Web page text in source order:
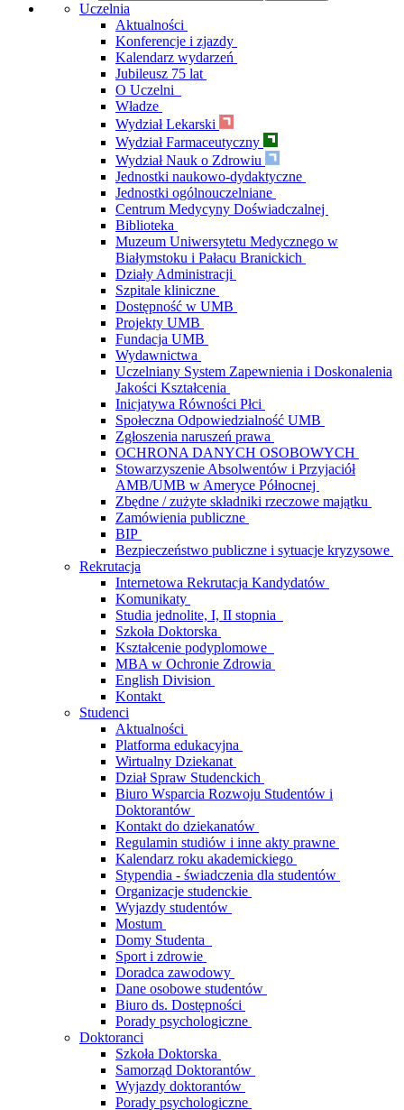
Uczelnia
Aktualności
Konferencje i zjazdy
Kalendarz wydarzeń
Jubileusz 75 lat
O Uczelni
Władze
Wydział Lekarski
Wydział Farmaceutyczny
Wydział Nauk o Zdrowiu
Jednostki naukowo-dydaktyczne
Jednostki ogólnouczelniane
Centrum Medycyny Doświadczalnej
Biblioteka
Muzeum Uniwersytetu Medycznego w
Białymstoku i Pałacu Branickich
Działy Administracji
Szpitale kliniczne
Dostępność w UMB
Projekty UMB
Fundacja UMB
Wydawnictwa
Uczelniany System Zapewnienia i Doskonalenia
Jakości Kształcenia
Inicjatywa Równości Płci
Społeczna Odpowiedzialność UMB
Zgłoszenia naruszeń prawa
OCHRONA DANYCH OSOBOWYCH
Stowarzyszenie Absolwentów i Przyjaciół
AMB/UMB w Ameryce Północnej
Zbędne / zużyte składniki rzeczowe majątku
Zamówienia publiczne
BIP
Bezpieczeństwo publiczne i sytuacje kryzysowe
Rekrutacja
Internetowa Rekrutacja Kandydatów
Komunikaty
Studia jednolite, I, II stopnia
Szkoła Doktorska
Kształcenie podyplomowe
MBA w Ochronie Zdrowia
English Division
Kontakt
Studenci
Aktualności
Platforma edukacyjna
Wirtualny Dziekanat
Dział Spraw Studenckich
Biuro Wsparcia Rozwoju Studentów i
Doktorantów
Kontakt do dziekanatów
Regulamin studiów i inne akty prawne
Kalendarz roku akademickiego
Stypendia - świadczenia dla studentów
Organizacje studenckie
Wyjazdy studentów
Mostum
Domy Studenta
Sport i zdrowie
Doradca zawodowy
Dane osobowe studentów
Biuro ds. Dostępności
Porady psychologiczne
Doktoranci
Szkoła Doktorska
Samorząd Doktorantów
Wyjazdy doktorantów
Porady psychologiczne